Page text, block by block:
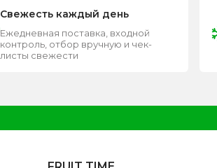
Свежесть каждый день
Ежедневная поставка, входной
контроль, отбор вручную и чек-
листы свежести